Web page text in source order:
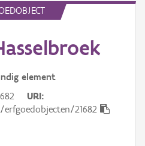
element
URI
21682